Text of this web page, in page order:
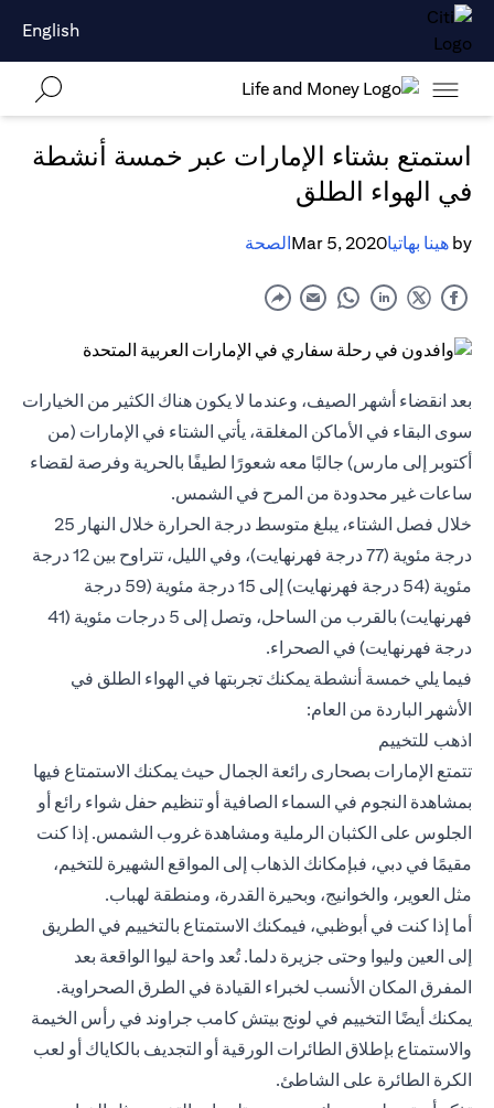
English
استمتع بشتاء الإمارات عبر خمسة أنشطة
في الهواء الطلق
by هينا بهاتياMar 5, 2020الصحة
بعد انقضاء أشهر الصيف، وعندما لا يكون هناك الكثير من الخيارات
سوى البقاء في الأماكن المغلقة، يأتي الشتاء في الإمارات (من
أكتوبر إلى مارس) جالبًا معه شعورًا لطيفًا بالحرية وفرصة لقضاء
ساعات غير محدودة من المرح في الشمس.
خلال فصل الشتاء، يبلغ متوسط درجة الحرارة خلال النهار 25
درجة مئوية (77 درجة فهرنهايت)، وفي الليل، تتراوح بين 12 درجة
مئوية (54 درجة فهرنهايت) إلى 15 درجة مئوية (59 درجة
فهرنهايت) بالقرب من الساحل، وتصل إلى 5 درجات مئوية (41
درجة فهرنهايت) في الصحراء.
فيما يلي خمسة أنشطة يمكنك تجربتها في الهواء الطلق في
الأشهر الباردة من العام:
اذهب للتخييم
تتمتع الإمارات بصحارى رائعة الجمال حيث يمكنك الاستمتاع فيها
بمشاهدة النجوم في السماء الصافية أو تنظيم حفل شواء رائع أو
الجلوس على الكثبان الرملية ومشاهدة غروب الشمس. إذا كنت
مقيمًا في دبي، فبإمكانك الذهاب إلى المواقع الشهيرة للتخيم،
مثل العوير، والخوانيج، وبحيرة القدرة، ومنطقة لهباب.
أما إذا كنت في أبوظبي، فيمكنك الاستمتاع بالتخييم في الطريق
إلى العين وليوا وحتى جزيرة دلما. تُعد واحة ليوا الواقعة بعد
المفرق المكان الأنسب لخبراء القيادة في الطرق الصحراوية.
يمكنك أيضًا التخييم في لونج بيتش كامب جراوند في رأس الخيمة
والاستمتاع بإطلاق الطائرات الورقية أو التجديف بالكاياك أو لعب
الكرة الطائرة على الشاطئ.